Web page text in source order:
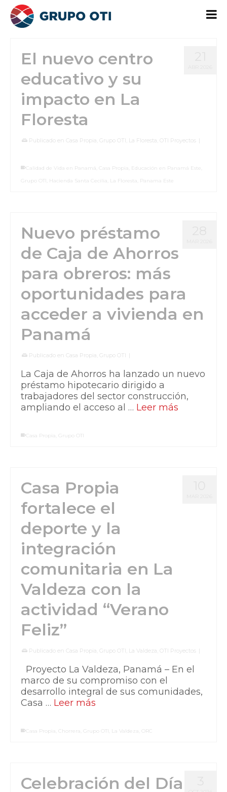
El nuevo centro
educativo y su
impacto en La
Floresta
Publicado en Casa Propia Grupo OTI La Floresta OTI Proyectos |
Calidad de Vida en Panamá Casa Propia Educación en Panamá Este
Grupo OTI Hacienda Santa Cecilia La Floresta Panama Este
Nuevo préstamo
de Caja de Ahorros
para obreros: más
oportunidades para
acceder a vivienda en
Panamá
Publicado en Casa Propia Grupo OTI |
La Caja de Ahorros ha lanzado un nuevo
préstamo hipotecario dirigido a
trabajadores del sector construcción,
ampliando el acceso al … Leer más
Casa Propia Grupo OTI
Casa Propia
fortalece el
deporte y la
integración
comunitaria en La
Valdeza con la
actividad “Verano
Feliz”
Publicado en Casa Propia Grupo OTI La Valdeza OTI Proyectos |
Proyecto La Valdeza, Panamá – En el
marco de su compromiso con el
desarrollo integral de sus comunidades,
Casa … Leer más
Casa Propia Chorrera Grupo OTI La Valdeza ORC
Celebración del Día